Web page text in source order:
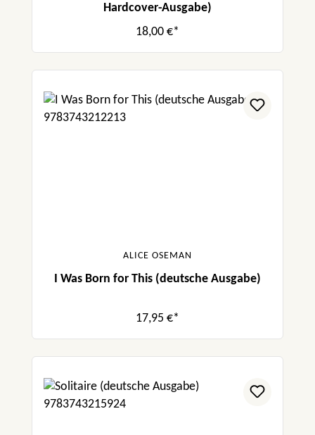
Hardcover-Ausgabe)
18,00 €*
ALICE OSEMAN
I Was Born for This (deutsche Ausgabe)
17,95 €*